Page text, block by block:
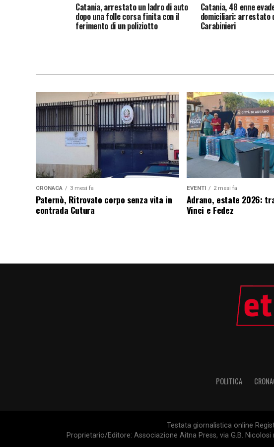
Catania, arrestato un ladro di auto
dopo una folle corsa finita con il
ferimento di un poliziotto
Catania, 48 enne
domiciliari: arrestato
Carabinieri
CRONACA 3 mesi fa
Paternò, Ritrovato corpo senza vita in
contrada Cutura
EVENTI 2 mesi fa
Adrano, estate 2026:
Vinci e Fedez
POLITICA
Testata giornalistica online
Proprietario/Editore: Associazione Aitna Press, via G.B.